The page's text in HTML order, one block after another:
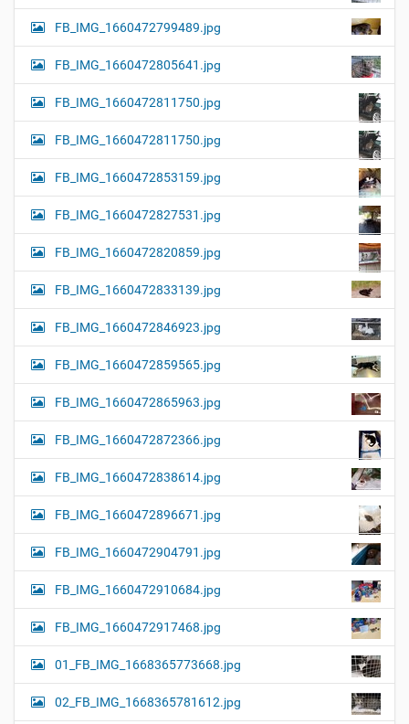
FB_IMG_1660472799489.jpg
FB_IMG_1660472805641.jpg
FB_IMG_1660472811750.jpg
FB_IMG_1660472811750.jpg
FB_IMG_1660472853159.jpg
FB_IMG_1660472827531.jpg
FB_IMG_1660472820859.jpg
FB_IMG_1660472833139.jpg
FB_IMG_1660472846923.jpg
FB_IMG_1660472859565.jpg
FB_IMG_1660472865963.jpg
FB_IMG_1660472872366.jpg
FB_IMG_1660472838614.jpg
FB_IMG_1660472896671.jpg
FB_IMG_1660472904791.jpg
FB_IMG_1660472910684.jpg
FB_IMG_1660472917468.jpg
01_FB_IMG_1668365773668.jpg
02_FB_IMG_1668365781612.jpg